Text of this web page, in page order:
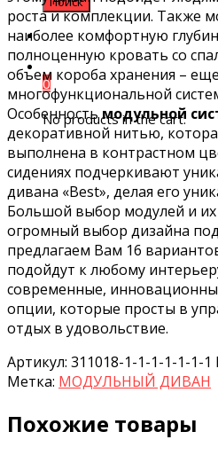
0
No products in the cart.
роста и комплекции. Также
наиболее комфортную
полноценную кровать со
объем короба хранения –
многофункциональной
Особенностьмодульной
декоративной нитью,
выполнена в контрастном
сидениях подчеркивают
дивана «Best», делая его
Большой выбор модулей и
огромный выбор дизайна
предлагаем Вам 16
подойдут к любому
современные,
опции, которые просты в
отдых в удовольствие.
Артикул: 311018-1-1-1-1-1-1-1
Метка: МОДУЛЬНЫЙ ДИВАН
Похожие товары